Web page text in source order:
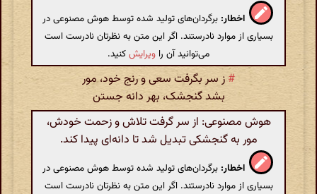
اخطار: برگردان‌های تولید شده توسط هوش مصنوعی در
بسیاری از موارد نادرستند. اگر این متن به نظرتان نادرست است
می‌توانید آن را ویرایشکنید.
# ز سر بگرفت سعی و رنج خود، مور
بشد گنجشک، بهر دانه جستن
هوش مصنوعی: از سر گرفت تلاش و زحمت خودش،
مور به گنجشکی تبدیل شد تا دانه‌ای پیدا کند.
اخطار: برگردان‌های تولید شده توسط هوش مصنوعی در
بسیاری از موارد نادرستند. اگر این متن به نظرتان نادرست است